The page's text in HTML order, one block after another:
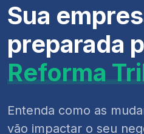
Sua
preparada
Reforma
Entenda como as
vão impactar o seu